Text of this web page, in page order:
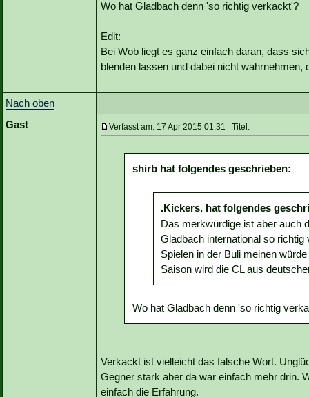
Wo hat Gladbach denn 'so richtig verkackt'?
Edit:
Bei Wob liegt es ganz einfach daran, dass
blenden lassen und dabei nicht
Nach oben
Gast
Verfasst am: 17 Apr 2015 01:31 Titel:
shirb hat folgendes geschrieben:
.Kickers. hat folgendes
Das merkwürdige ist aber auch
Gladbach international so
Spielen in der Buli meinen
Saison wird die CL aus
Wo hat Gladbach denn 'so richtig
Verkackt ist vielleicht das falsche Wort.
Gegner stark aber da war einfach mehr drin.
einfach die Erfahrung.